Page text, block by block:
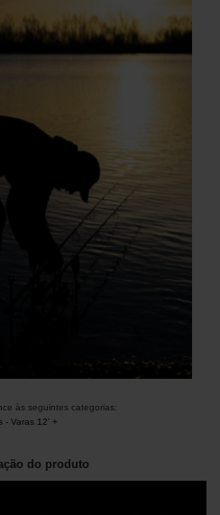
às seguintes categorias:
- Varas 12' +
do produto